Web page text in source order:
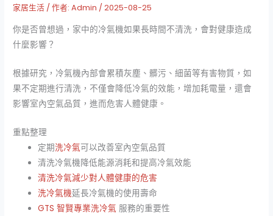
家居生活 / 作者:Admin /2025-08-25
你是否曾想過，家中的冷氣機如果長時間不清洗，會對健康造成
什麼影響？
根據研究，冷氣機內部會累積灰塵、髒污、細菌等有害物質，如
果不定期進行清洗，不僅會降低冷氣的效能，增加耗電量，還會
影響室內空氣品質，進而危害人體健康。
重點整理
定期洗冷氣可以改善室內空氣品質
清洗冷氣機降低能源消耗和提高冷氣效能
清洗冷氣減少對人體健康的危害
洗冷氣機延長冷氣機的使用壽命
GTS 智賢專業洗冷氣 服務的重要性